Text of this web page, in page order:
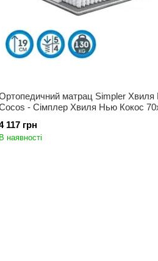
матрац Simpler Хвиля
- Сімплер Хвиля Нью Кокос
117 грн
В наявності